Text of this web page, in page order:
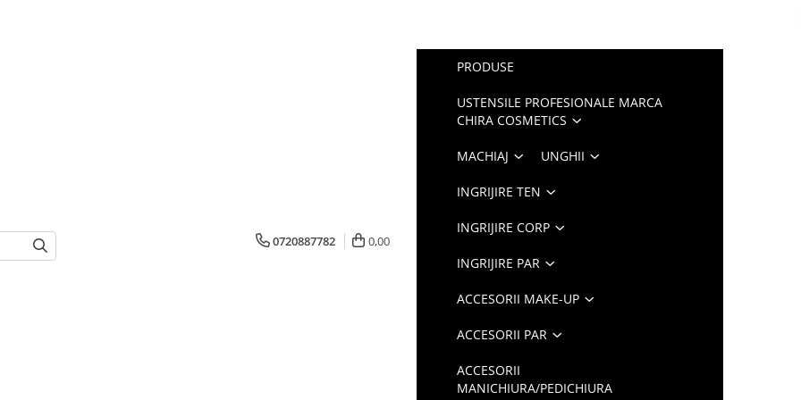
0720887782 0,00
PRODUSE
USTENSILE PROFESIONALE MARCA
CHIRA COSMETICS
MACHIAJ UNGHII
INGRIJIRE TEN
INGRIJIRE CORP
INGRIJIRE PAR
ACCESORII MAKE-UP
ACCESORII PAR
ACCESORII
MANICHIURA/PEDICHIURA